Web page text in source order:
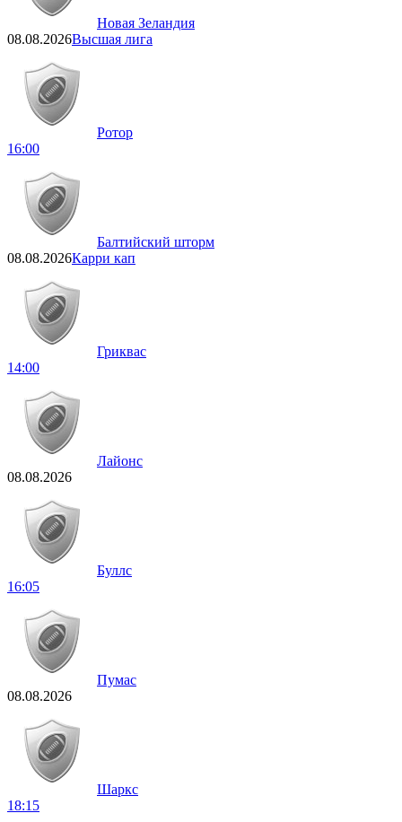
Новая Зеландия
08.08.2026Высшая лига
Ротор
16:00
Балтийский шторм
08.08.2026Карри кап
Гриквас
14:00
Лайонс
08.08.2026
Буллс
16:05
Пумас
08.08.2026
Шаркс
18:15